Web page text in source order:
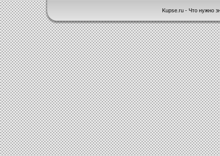
Kupse.ru - Что нужно